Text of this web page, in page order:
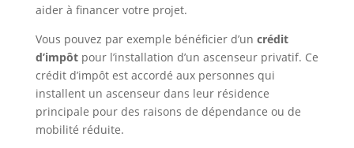
aider à financer votre projet.
Vous pouvez par exemple bénéficier d’un crédit
d’impôtpour l’installation d’un ascenseur privatif. Ce
crédit d’impôt est accordé aux personnes qui
installent un ascenseur dans leur résidence
principale pour des raisons de dépendance ou de
mobilité réduite.